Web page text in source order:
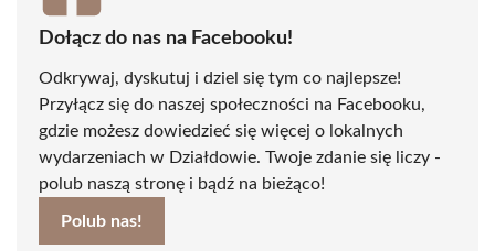
Dołącz do nas na Facebooku!
Odkrywaj, dyskutuj i dziel się tym co najlepsze!
Przyłącz się do naszej społeczności na Facebooku,
gdzie możesz dowiedzieć się więcej o lokalnych
wydarzeniach w Działdowie. Twoje zdanie się liczy -
polub naszą stronę i bądź na bieżąco!
Polub nas!